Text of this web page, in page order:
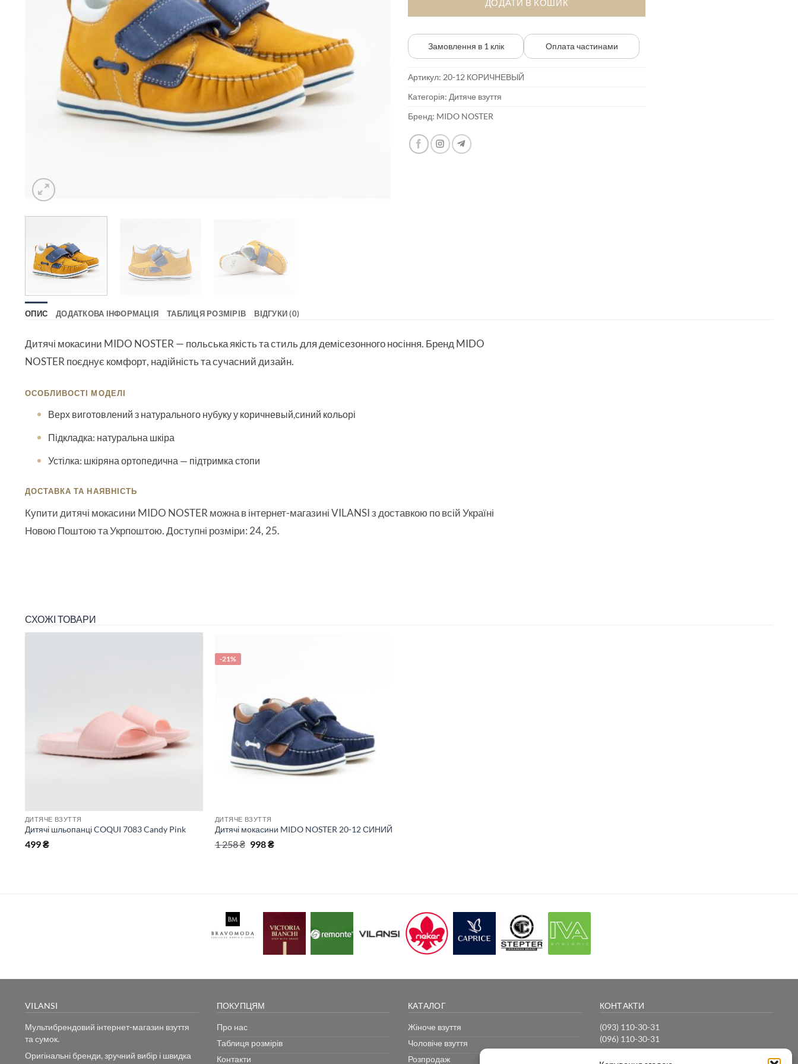
ДОДАТИ В КОШИК
Замовлення в 1 клік Оплата частинами
Артикул: 20-12 КОРИЧНЕВЫЙ
Категорія: Дитяче взуття
Бренд: MIDO NOSTER
ОПИС ДОДАТКОВА ІНФОРМАЦІЯ ТАБЛИЦЯ РОЗМІРІВ ВІДГУКИ (0)
Дитячі мокасини MIDO NOSTER — польська якість та стиль для демісезонного носіння. Бренд MIDO
NOSTER поєднує комфорт, надійність та сучасний дизайн.
ОСОБЛИВОСТІ МОДЕЛІ
Верх виготовлений з натурального нубуку у коричневый,синий кольорі
Підкладка: натуральна шкіра
Устілка: шкіряна ортопедична — підтримка стопи
ДОСТАВКА ТА НАЯВНІСТЬ
Купити дитячі мокасини MIDO NOSTER можна в інтернет-магазині VILANSI з доставкою по всій Україні
Новою Поштою та Укрпоштою. Доступні розміри: 24, 25.
СХОЖІ ТОВАРИ
ДИТЯЧЕ ВЗУТТЯ
Дитячі шльопанці COQUI 7083 Candy Pink
499₴
-21%
ДИТЯЧЕ ВЗУТТЯ
Дитячі мокасини MIDO NOSTER 20-12 СИНИЙ
1 258₴ Оригінальна
998₴Поточна
VILANSI
Мультибрендовий інтернет-магазин взуття
та сумок.
Оригінальні бренди, зручний вибір і швидка
ПОКУПЦЯМ
Про нас
Таблиця розмірів
Контакти
КАТАЛОГ
Жіноче взуття
Чоловіче взуття
Розпродаж
КОНТАКТИ
(093) 110-30-31
(096) 110-30-31